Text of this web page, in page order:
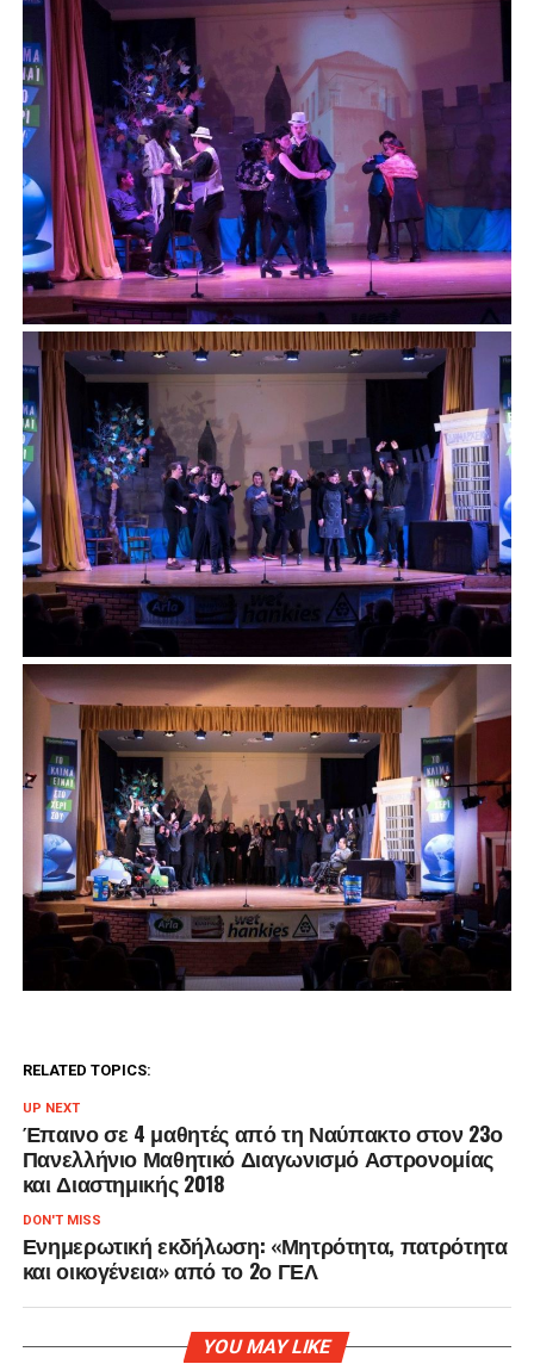
RELATED TOPICS:
UP NEXT
Έπαινο σε 4 μαθητές από τη Ναύπακτο στον 23ο
Πανελλήνιο Μαθητικό Διαγωνισμό Αστρονομίας
και Διαστημικής 2018
DON'T MISS
Ενημερωτική εκδήλωση: «Μητρότητα, πατρότητα
και οικογένεια» από το 2ο ΓΕΛ
YOU MAY LIKE